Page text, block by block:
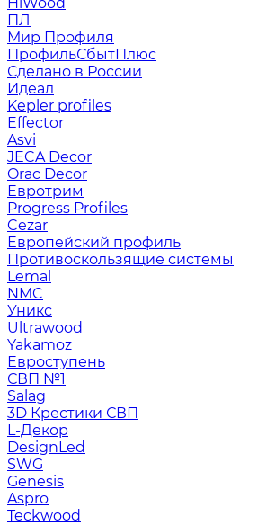
ПЛ
Мир Профиля
ПрофильСбытПлюс
Сделано в России
Идеал
Kepler profiles
Effector
Asvi
JECA Decor
Orac Decor
Евротрим
Progress Profiles
Cezar
Европейский профиль
Противоскользящие системы
Lemal
NMC
Уникс
Ultrawood
Yakamoz
Евроступень
СВП №1
Salag
3D Крестики СВП
L-Декор
DesignLed
SWG
Genesis
Aspro
Teckwood